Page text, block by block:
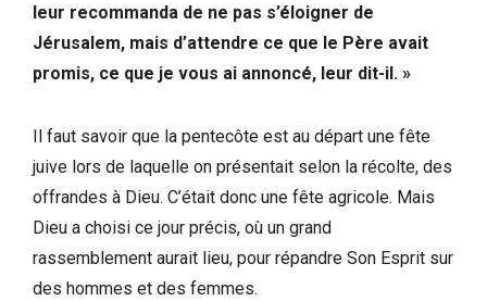
leur recommanda de ne pas s’éloigner de
Jérusalem, mais d’attendre ce que le Père avait
promis, ce que je vous ai annoncé, leur dit-il. »
Il faut savoir que la pentecôte est au départ une fête
juive lors de laquelle on présentait selon la récolte, des
offrandes à Dieu. C’était donc une fête agricole. Mais
Dieu a choisi ce jour précis, où un grand
rassemblement aurait lieu, pour répandre Son Esprit sur
des hommes et des femmes.